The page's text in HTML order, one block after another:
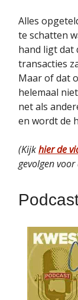
Alles
te schatten
hand ligt dat
transacties
Maar of dat
helemaal
net als
en wordt de
(Kijkhier de
gevolgen